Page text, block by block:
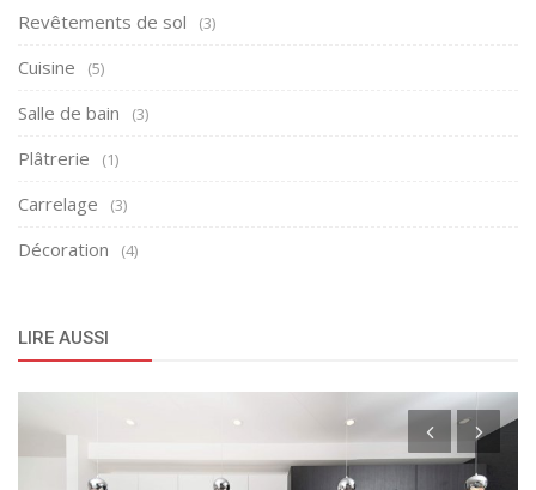
Revêtements de sol (3)
Cuisine (5)
Salle de bain (3)
Plâtrerie (1)
Carrelage (3)
Décoration (4)
LIRE AUSSI